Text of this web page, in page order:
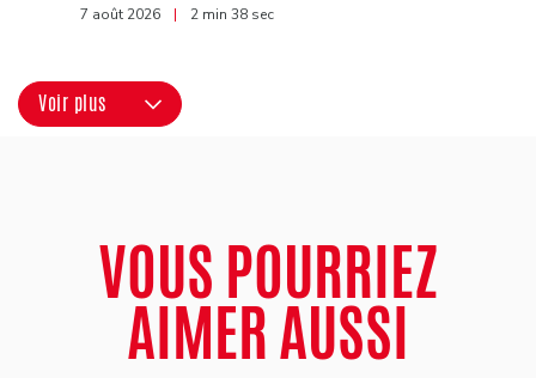
7 août 2026 | 2 min 38 sec
Voir plus
VOUS POURRIEZ
AIMER AUSSI